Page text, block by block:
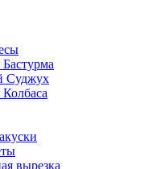
Суджух
вырезка